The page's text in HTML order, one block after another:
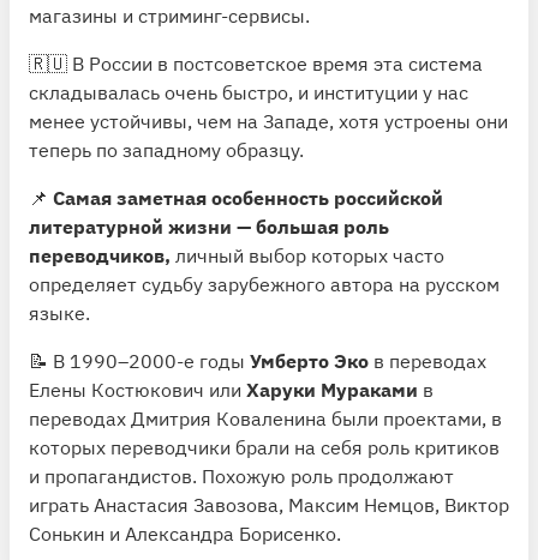
магазины и стриминг-сервисы.
🇷🇺 В России в постсоветское время эта система
складывалась очень быстро, и институции у нас
менее устойчивы, чем на Западе, хотя устроены они
теперь по западному образцу.
📌 Самая заметная особенность российской
литературной жизни — большая роль
переводчиков, личный выбор которых часто
определяет судьбу зарубежного автора на русском
языке.
📝 В 1990–2000-е годы Умберто Эко в переводах
Елены Костюкович или Харуки Мураками в
переводах Дмитрия Коваленина были проектами, в
которых переводчики брали на себя роль критиков
и пропагандистов. Похожую роль продолжают
играть Анастасия Завозова, Максим Немцов, Виктор
Сонькин и Александра Борисенко.